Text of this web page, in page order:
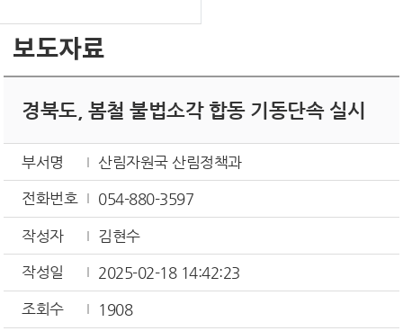
보도자료
경북도, 봄철 불법소각 합동 기동단속 실시
부서명
산림자원국 산림정책과
전화번호
054-880-3597
작성자
김현수
작성일
2025-02-18 14:42:23
조회수
1908